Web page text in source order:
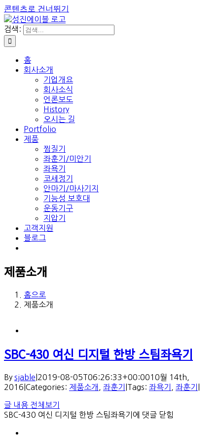
콘텐츠로 건너뛰기
검색:
홈
회사소개
기업개요
회사소식
언론보도
History
오시는 길
Portfolio
제품
찜질기
좌훈기/미안기
좌욕기
코세정기
안마기/마사기지
기능성 보호대
운동기구
지압기
고객지원
블로그
제품소개
홈으로
제품소개
SBC-430 여신 디지털 한방 스팀좌욕기
By sjable 2019-08-05T06:26:33+00:0010월 14th,
2016 Categories: 제품소개 좌훈기 Tags: 좌욕기 좌훈기
글 내용 전체보기
SBC-430 여신 디지털 한방 스팀좌욕기 에 댓글 닫힘